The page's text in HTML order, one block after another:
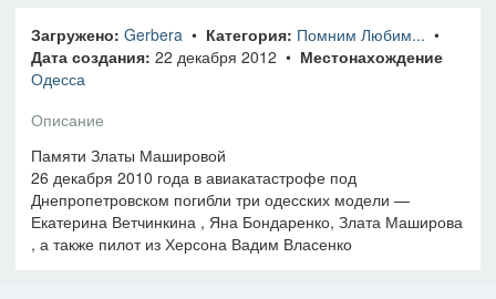
Загружено: Gerbera • Категория: Помним Любим... •
Дата создания: 22 декабря 2012 • Местонахождение
Одесса
Описание
Памяти Златы Машировой
26 декабря 2010 года в авиакатастрофе под
Днепропетровском погибли три одесских модели —
Екатерина Ветчинкина , Яна Бондаренко, Злата Маширова
, а также пилот из Херсона Вадим Власенко